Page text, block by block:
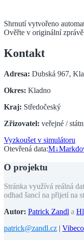
Shrnutí vytvořeno
Ověřte v originální
Kontakt
Adresa: Dubská 967,
Okres: Kladno
Kraj: Středočeský
Zřizovatel: veřejné /
Vyzkoušet v simulátoru
Otevřená data:M↓
O projektu
Stránka využívá reálná
odhad šancí na přijetí na
Autor: Patrick Zandl a
patrick@zandl.cz |